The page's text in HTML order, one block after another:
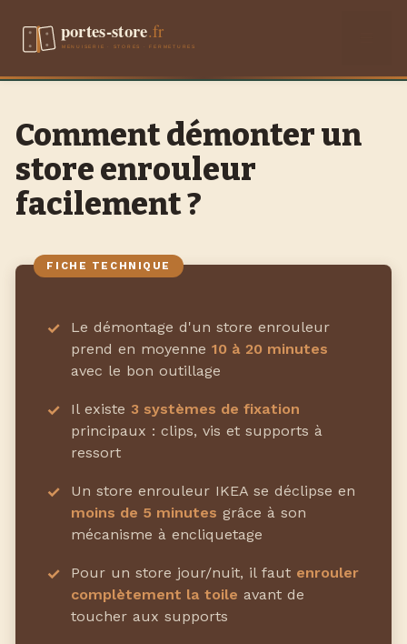
Comment démonter un
store enrouleur
facilement ?
Le démontage d'un store enrouleur
prend en moyenne10 à 20 minutes
avec le bon outillage
Il existe 3 systèmes de fixation
principaux : clips, vis et supports à
ressort
Un store enrouleur IKEA se déclipse en
moins de 5 minutes grâce à son
mécanisme à encliquetage
Pour un store jour/nuit, il faut enrouler
complètement la toile avant de
toucher aux supports